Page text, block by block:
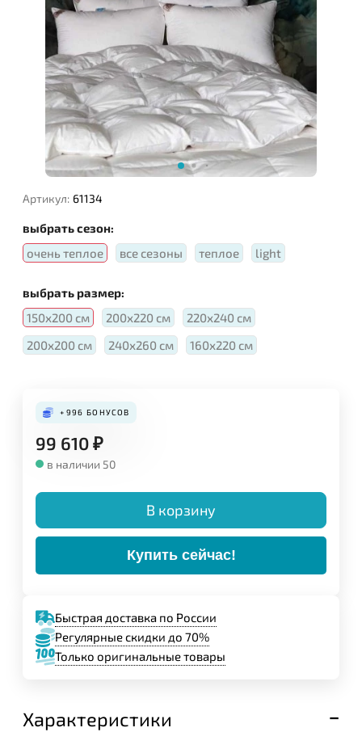
Артикул: 61134
выбрать сезон:
очень теплое
все сезоны теплое light
выбрать размер:
150х200 см
200х220 см
220х240 см
200х200 см
240х260 см 160х220 см
+996 БОНУСОВ
99 610₽
в наличии 50
В корзину
Купить сейчас!
Быстрая доставка по России
Регулярные скидки до 70%
Только оригинальные товары
Характеристики
Наполнитель:
Имя